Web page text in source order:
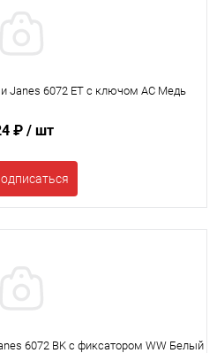
Janes 6072 ET с ключом AC Медь
₽ / шт
6072 BK с фиксатором WW Белый